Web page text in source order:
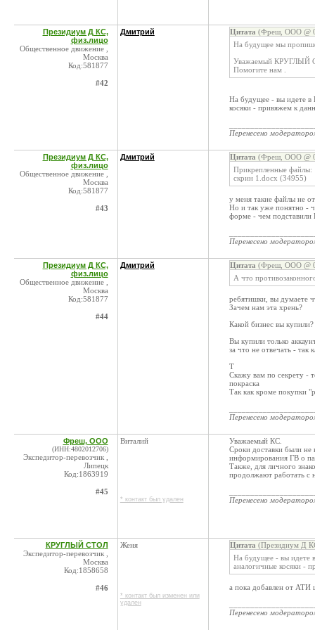
Президиум Д КС,
физ.лицо
Общественное движение ,
Москва
Код:581877
#42
Дмитрий Цитата (Фреш, ООО @
На будущее мы
Уважаемый КРУГЛЫЙ
Помогите нам .
На будущее - вы идете в
косяки - привяжем к
Перенесено
Президиум Д КС,
физ.лицо
Общественное движение ,
Москва
Код:581877
#43
Дмитрий Цитата (Фреш, ООО @
Прикрепленные файлы:
скрин 1.docx (34955)
у меня такие файлы не
Но и так уже понятно -
форме - чем подставили
Перенесено
Президиум Д КС,
физ.лицо
Общественное движение ,
Москва
Код:581877
#44
Дмитрий Цитата (Фреш, ООО @
А что
ребятишки, вы думаете
Зачем нам эта хрень?
Какой бизнес вы купили?
Вы купили только
за что не отвечать - так
Т
Скажу вам по секрету -
покраска
Так как кроме покупки
Перенесено
Фреш, ООО
(ИНН:4802012706)
Экспедитор-перевозчик ,
Липецк
Код:1863919
#45
Виталий
* контакт был удален
Уважаемый КС.
Сроки доставки были не
информирования ГВ о
Также, для личного
продолжают работать с
Перенесено
КРУГЛЫЙ СТОЛ
Экспедитор-перевозчик ,
Москва
Код:1858658
#46
Женя
* контакт был изменен или
удален
Цитата (Президиум Д
На будущее - вы идете
аналогичные косяки -
а пока добавлен от АТИ
Перенесено